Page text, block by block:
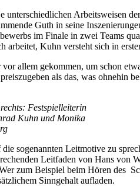
un­ter­schied­li­chen Ar­beits­wei­sen
Guth in sei­ne
im Fi­na­le in zwei Teams
ar­bei­tet, Kuhn ver­steht sich in
al­lem ge­kom­men, um schon
als das, was oh­ne­hin
Fest­spiel­lei­te­rin
Kuhn und Mo­ni­ka
so­ge­nann­ten Leit­mo­ti­ve zu
Leit­fa­den von Hans von
zum Bei­spiel beim Hö­ren des
Sinn­ge­halt aufladen.